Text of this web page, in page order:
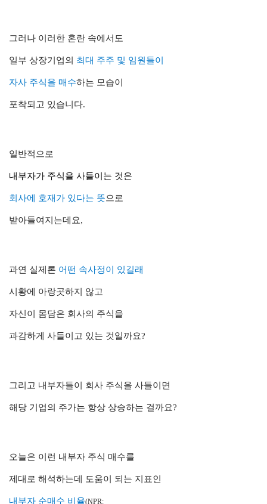
그러나 이러한 혼란 속에서도
일부 상장기업의 최대 주주 및 임원들이
자사 주식을 매수하는 모습이
포착되고 있습니다.
일반적으로
내부자가 주식을 사들이는 것은
회사에 호재 가 있다는 뜻으로
받아들여지는데요,
과연 실제론 어떤 속사정이 있길래
시황에 아랑곳하지 않고
자신이 몸담은 회사의 주식을
과감하게 사들이고 있는 것일까요?
그리고 내부자들이 회사 주식을 사들이면
해당 기업의 주가는 항상 상승하는 걸까요?
오늘은 이런 내부자 주식 매수를
제대로 해석하는데 도움이 되는 지표인
내부자 순매수 비율(NPR: